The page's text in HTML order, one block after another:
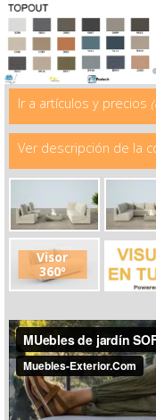
Ir a artículos y precios
Ver descripción de la
Visor
360º